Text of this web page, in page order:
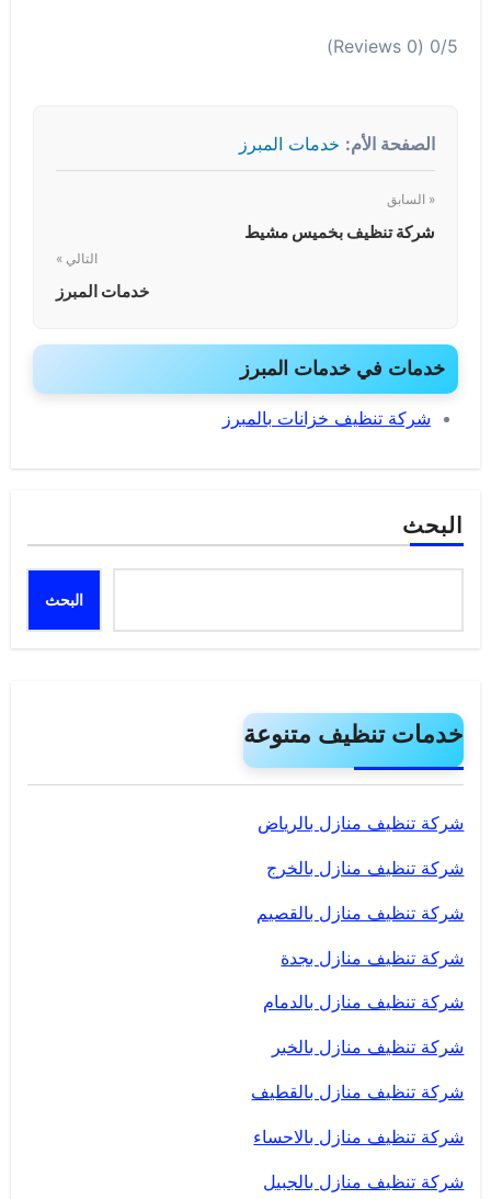
0/5
(0 Reviews)
الصفحة الأم: خدمات المبرز
« السابق
شركة تنظيف بخميس مشيط
التالي »
خدمات المبرز
خدمات في خدمات المبرز
شركة تنظيف خزانات بالمبرز
البحث
البحث
خدمات تنظيف متنوعة
شركة تنظيف منازل بالرياض
شركة تنظيف منازل بالخرج
شركة تنظيف منازل بالقصيم
شركة تنظيف منازل بجدة
شركة تنظيف منازل بالدمام
شركة تنظيف منازل بالخبر
شركة تنظيف منازل بالقطيف
شركة تنظيف منازل بالاحساء
شركة تنظيف منازل بالجبيل